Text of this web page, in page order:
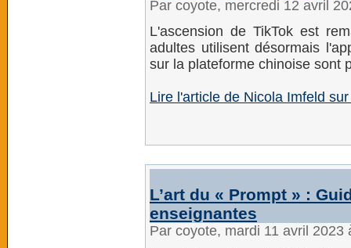
Par coyote, mercredi 12 avril
L'ascension de TikTok est
adultes utilisent désormais
sur la plateforme chinoise sont
Lire l'article de Nicola Imfeld
L’art du « Prompt » :
enseignantes
Par coyote, mardi 11 avril 2023